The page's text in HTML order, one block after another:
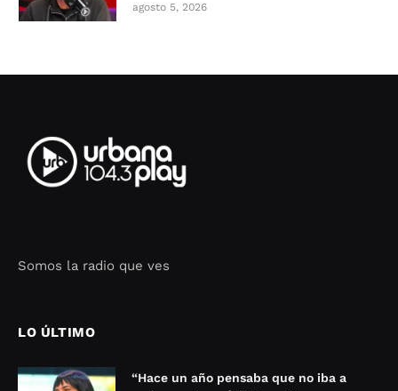
agosto 5, 2026
Somos la radio que ves
LO ÚLTIMO
“Hace un año pensaba que no iba a